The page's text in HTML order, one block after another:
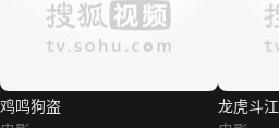
鸡鸣狗盗
龙虎斗